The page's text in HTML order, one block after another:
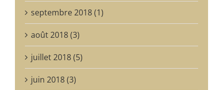
septembre 2018 (1)
août 2018 (3)
juillet 2018 (5)
juin 2018 (3)